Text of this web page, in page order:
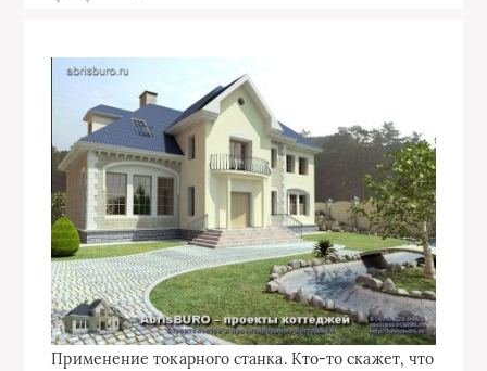
Применение токарного станка. Кто-то скажет, что